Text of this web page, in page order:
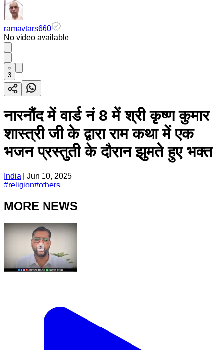
ramavtars660
No video available
3
नारनौंद में वार्ड नं 8 में श्री कृष्ण कुमार
शास्त्री जी के द्वारा राम कथा में एक
भजन प्रस्तुती के दौरान झुमते हुए भक्त
India
Jun 10, 2025
#religion#others
MORE NEWS